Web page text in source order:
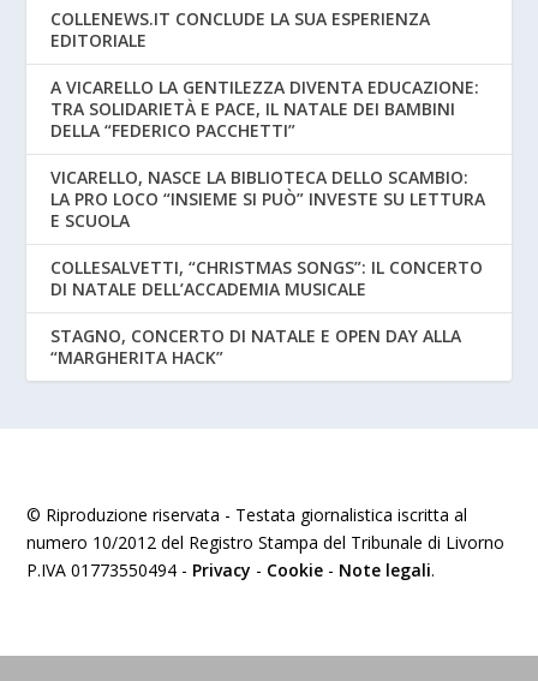
COLLENEWS.IT CONCLUDE LA SUA ESPERIENZA
EDITORIALE
A VICARELLO LA GENTILEZZA DIVENTA EDUCAZIONE:
TRA SOLIDARIETÀ E PACE, IL NATALE DEI BAMBINI
DELLA “FEDERICO PACCHETTI”
VICARELLO, NASCE LA BIBLIOTECA DELLO SCAMBIO:
LA PRO LOCO “INSIEME SI PUÒ” INVESTE SU LETTURA
E SCUOLA
COLLESALVETTI, “CHRISTMAS SONGS”: IL CONCERTO
DI NATALE DELL’ACCADEMIA MUSICALE
STAGNO, CONCERTO DI NATALE E OPEN DAY ALLA
“MARGHERITA HACK”
© Riproduzione riservata - Testata giornalistica iscritta al
numero 10/2012 del Registro Stampa del Tribunale di Livorno
P.IVA 01773550494 - Privacy - Cookie - Note legali.